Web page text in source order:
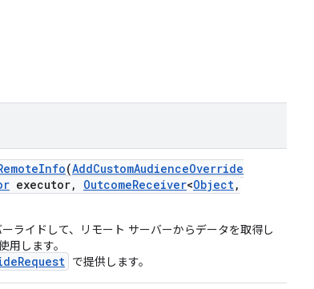
Info(AddCustomAudienceOverride
executor, OutcomeReceiver<Object,
ライドして、リモート サーバーからデータを取得し
用します。
で提供します。